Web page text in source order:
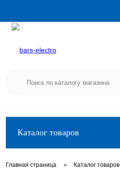
Каталог товаров
Главная страница • Каталог товаров